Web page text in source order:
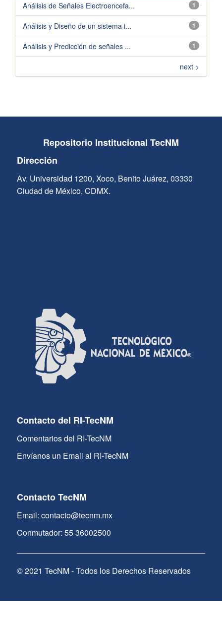
1
Análisis de Señales Electroencefa...
1
Análisis y Diseño de un sistema i...
1
Análisis y Predicción de señales ...
next >
Repositorio Institucional TecNM
Dirección
Av. Universidad 1200, Xoco, Benito Juárez, 03330
Ciudad de México, CDMX.
Contacto del RI-TecNM
Comentarios del RI-TecNM
Envíanos un Email al RI-TecNM
Contacto TecNM
Email: contacto@tecnm.mx
Conmutador: 55 36002500
© 2021 TecNM - Todos los Derechos Reservados